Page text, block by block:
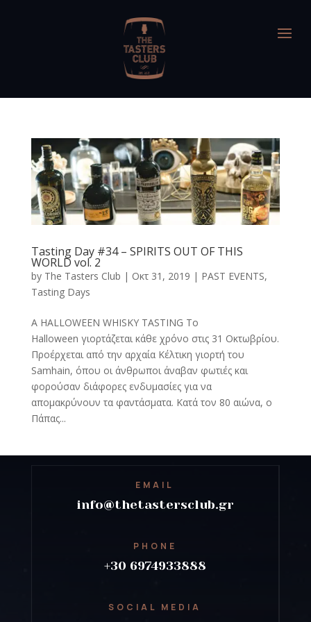
Tasting Day #34 – SPIRITS OUT OF THIS
WORLD vol. 2
by The Tasters Club | Οκτ 31, 2019 | PAST EVENTS,
Tasting Days
A HALLOWEEN WHISKY TASTING Το
Halloween γιορτάζεται κάθε χρόνο στις 31 Οκτωβρίου.
Προέρχεται από την αρχαία Κέλτικη γιορτή του
Samhain, όπου οι άνθρωποι άναβαν φωτιές και
φορούσαν διάφορες ενδυμασίες για να
απομακρύνουν τα φαντάσματα. Κατά τον 80 αιώνα, ο
Πάπας...
EMAIL
info@thetastersclub.gr
PHONE
+30 6974933888
SOCIAL MEDIA